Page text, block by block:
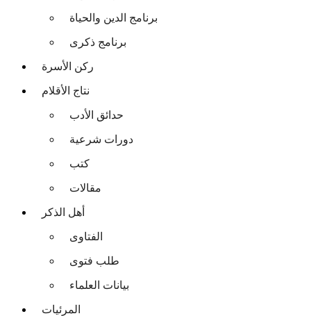
برنامج الدين والحياة
برنامج ذكرى
ركن الأسرة
نتاج الأقلام
حدائق الأدب
دورات شرعية
كتب
مقالات
أهل الذكر
الفتاوى
طلب فتوى
بيانات العلماء
المرئيات